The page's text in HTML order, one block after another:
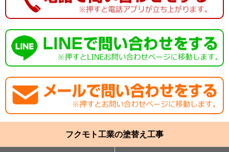
フクモト工業の塗替え工事